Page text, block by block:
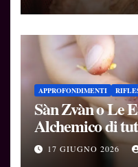
APPROFONDIMENTI
Sàn Zvàn o Le
Alchemico di
17 GIUGNO 2026